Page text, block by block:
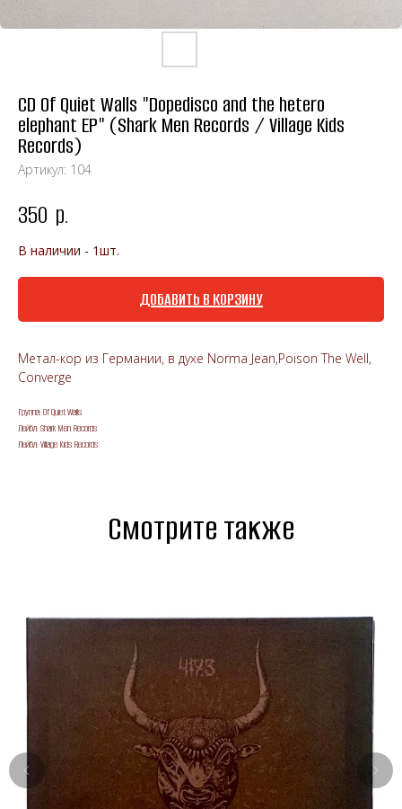
CD Of Quiet Walls "Dopedisco and the hetero
elephant EP" (Shark Men Records / Village Kids
Records)
Артикул: 104
350 р.
В наличии - 1шт.
ДОБАВИТЬ В КОРЗИНУ
Метал-кор из Германии, в духе Norma Jean,Poison The Well,
Converge
Группа: Of Quiet Walls
Лейбл: Shark Men Records
Лейбл: Village Kids Records
Смотрите также